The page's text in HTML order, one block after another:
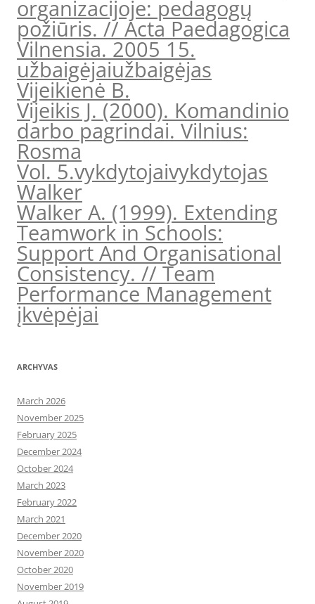
organizacijoje: pedagogų
požiūris. // Acta Paedagogica
Vilnensia. 2005 15.
užbaigėjaiužbaigėjas
Vijeikienė B.
Vijeikis J. (2000). Komandinio
darbo pagrindai. Vilnius:
Rosma
Vol. 5.vykdytojaivykdytojas
Walker
Walker A. (1999). Extending
Teamwork in Schools:
Support And Organisational
Consistency. // Team
Performance Management
įkvėpėjai
ARCHYVAS
March 2026
November 2025
February 2025
December 2024
October 2024
March 2023
February 2022
March 2021
December 2020
November 2020
October 2020
November 2019